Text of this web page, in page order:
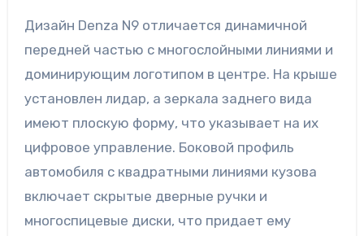
Дизайн Denza N9 отличается динамичной
передней частью с многослойными линиями и
доминирующим логотипом в центре. На крыше
установлен лидар, а зеркала заднего вида
имеют плоскую форму, что указывает на их
цифровое управление. Боковой профиль
автомобиля с квадратными линиями кузова
включает скрытые дверные ручки и
многоспицевые диски, что придает ему